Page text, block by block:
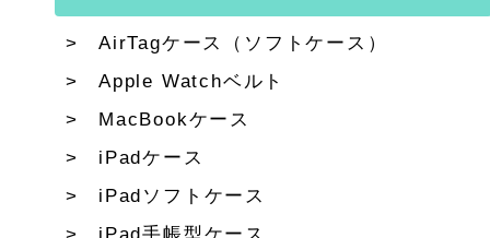
AirTagケース（ソフトケース）
Apple Watchベルト
MacBookケース
iPadケース
iPadソフトケース